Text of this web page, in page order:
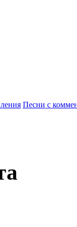
Песни с